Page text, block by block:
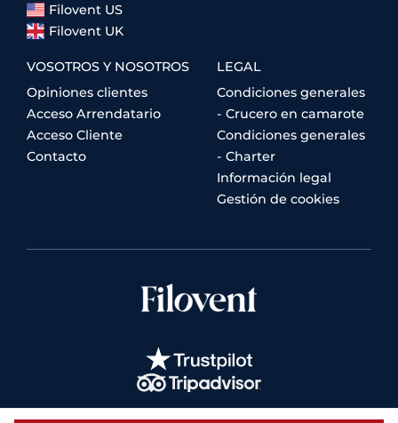
Filovent US
Filovent UK
VOSOTROS Y NOSOTROS
Opiniones clientes
Acceso Arrendatario
Acceso Cliente
Contacto
LEGAL
Condiciones generales
- Crucero en camarote
Condiciones generales
- Charter
Información legal
Gestión de cookies